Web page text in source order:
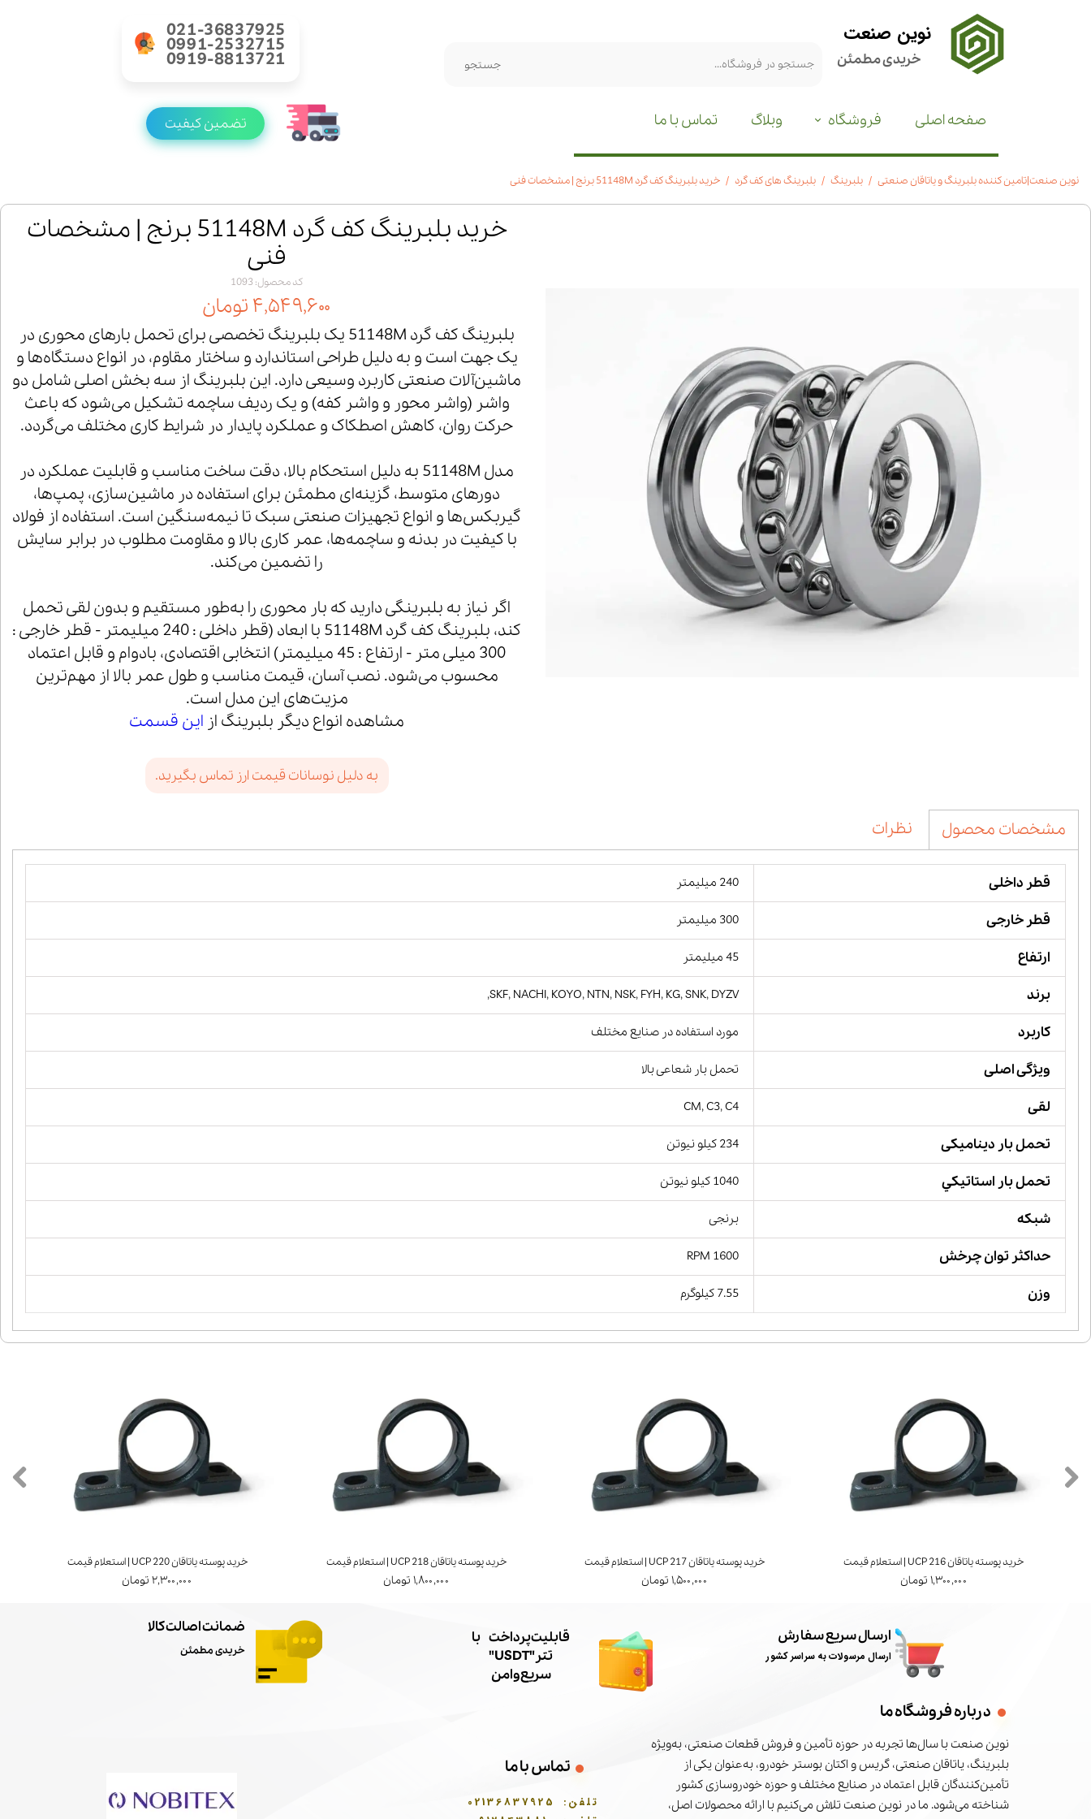
نوین صنعت
خریدی مطمئن
021-36837925
0991-2532715
0919-8813721 جستجو
تضمین کیفیت صفحه اصلی فروشگاه وبلاگ تماس با ما
نوین صنعت|تامین کننده بلبرینگ و یاتاقان صنعتی بلبرینگ بلبرینگ های کف گرد خرید بلبرینگ کف گرد 51148M برنج | مشخصات فنی
خرید بلبرینگ کف گرد 51148M برنج | مشخصات
فنی
کد محصول: 1093
۴,۵۴۹,۶۰۰ تومان
بلبرینگ کف گرد 51148M یک بلبرینگ تخصصی برای تحمل بارهای محوری در
یک جهت است و به دلیل طراحی استاندارد و ساختار مقاوم، در انواع دستگاه‌ها و
ماشین‌آلات صنعتی کاربرد وسیعی دارد. این بلبرینگ از سه بخش اصلی شامل دو
واشر (واشر محور و واشر کفه) و یک ردیف ساچمه تشکیل می‌شود که باعث
حرکت روان، کاهش اصطکاک و عملکرد پایدار در شرایط کاری مختلف می‌گردد.
مدل 51148M به دلیل استحکام بالا، دقت ساخت مناسب و قابلیت عملکرد در
دورهای متوسط، گزینه‌ای مطمئن برای استفاده در ماشین‌سازی، پمپ‌ها،
گیربکس‌ها و انواع تجهیزات صنعتی سبک تا نیمه‌سنگین است. استفاده از فولاد
با کیفیت در بدنه و ساچمه‌ها، عمر کاری بالا و مقاومت مطلوب در برابر سایش
را تضمین می‌کند.
اگر نیاز به بلبرینگی دارید که بار محوری را به‌طور مستقیم و بدون لقی تحمل
کند، بلبرینگ کف گرد 51148M با ابعاد (قطر داخلی : 240 میلیمتر - قطر خارجی :
300 میلی متر - ارتفاع : 45 میلیمتر) انتخابی اقتصادی، بادوام و قابل اعتماد
محسوب می‌شود. نصب آسان، قیمت مناسب و طول عمر بالا از مهم‌ترین
مزیت‌های این مدل است.
مشاهده انواع دیگر بلبرینگ از این قسمت
به دلیل نوسانات قیمت ارز تماس بگیرید.
مشخصات محصول نظرات
قطر داخلی 240 میلیمتر
قطر خارجی 300 میلیمتر
ارتفاع 45 میلیمتر
برند SKF, NACHI, KOYO, NTN, NSK, FYH, KG, SNK, DYZV,
کاربرد مورد استفاده در صنایع مختلف
ویژگی اصلی تحمل بار شعاعی بالا
لقی CM, C3, C4
تحمل بار دینامیکی 234 کیلو نیوتن
تحمل بار استاتيكي 1040 کیلو نیوتن
شبکه برنجی
حداکثر توان چرخش 1600 RPM
وزن 7.55 کیلوگرم
خرید پوسته یاتاقان UCP 220 | استعلام قیمت
۲,۳۰۰,۰۰۰ تومان
خرید پوسته یاتاقان UCP 218 | استعلام قیمت
۱,۸۰۰,۰۰۰ تومان
خرید پوسته یاتاقان UCP 217 | استعلام قیمت
۱,۵۰۰,۰۰۰ تومان
خرید پوسته یاتاقان UCP 216 | استعلام قیمت
۱,۳۰۰,۰۰۰ تومان
ارسال سریع سفارش
ارسال مرسولات به سراسر کشور
ضمانت اصالت کالا
خریدی مطمئن
درباره فروشگاه ما
نوین صنعت با سال‌ها تجربه در حوزه تأمین و فروش قطعات صنعتی، به‌ویژه
بلبرینگ، یاتاقان صنعتی، گریس و اکتان بوستر خودرو، به‌عنوان یکی از
تأمین‌کنندگان قابل اعتماد در صنایع مختلف و حوزه خودروسازی کشور
شناخته می‌شود. ما در نوین صنعت تلاش می‌کنیم با ارائه محصولات اصل،
تماس با ما
تلفن:
02136837925
​قابلیت پرداخت با
تتر"USDT"
سریع و امن